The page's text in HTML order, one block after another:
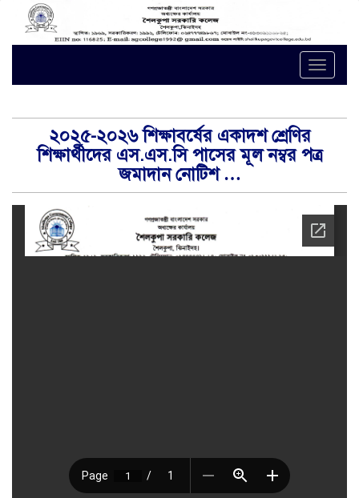
Toggle
২০২৫-২০২৬ শিক্ষাবর্ষের একাদশ শ্রেণির
শিক্ষার্থীদের এস.এস.সি পাসের মূল নম্বর পত্র
জমাদান নোটিশ …